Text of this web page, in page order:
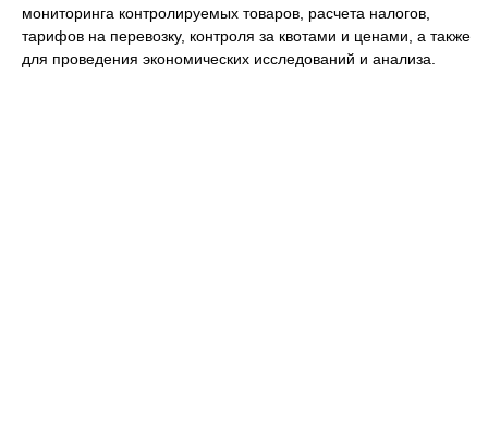
мониторинга контролируемых товаров, расчета налогов,
тарифов на перевозку, контроля за квотами и ценами, а также
для проведения экономических исследований и анализа.